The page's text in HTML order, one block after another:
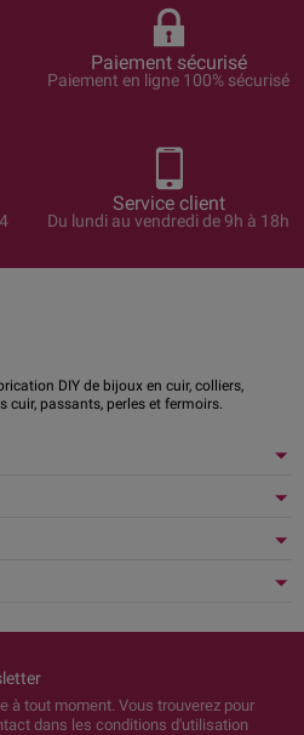
Paiement sécurisé
Paiement en ligne 100% sécurisé
Service client
Du lundi au vendredi de 9h à 18h
DIY de bijoux en cuir, colliers,
cuir, passants, perles et fermoirs.
à tout moment. Vous trouverez pour
dans les conditions d'utilisation